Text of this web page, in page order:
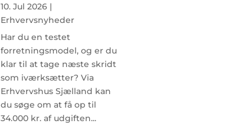
10. Jul 2026|
Erhvervsnyheder
Har du en testet
forretningsmodel, og er du
klar til at tage næste skridt
som iværksætter? Via
Erhvervshus Sjælland kan
du søge om at få op til
34.000 kr. af udgiften...